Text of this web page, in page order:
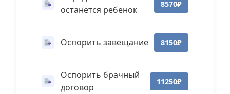
останется ребенок
8570₽
Оспорить завещание 8150₽
Оспорить брачный
договор
11250₽